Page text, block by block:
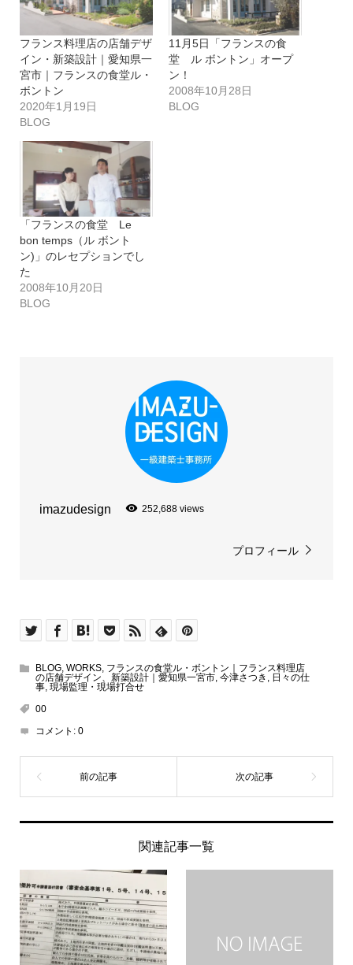
フランス料理店の店舗デザ
イン・新築設計｜愛知県一
宮市｜フランスの食堂ル・
ボントン
2020年1月19日
BLOG
11月5日「フランスの食
堂 ル ボントン」オープ
ン！
2008年10月28日
BLOG
「フランスの食堂 Le
bon temps（ル ボント
ン)」のレセプションでし
た
2008年10月20日
BLOG
imazudesign 252,688 views
プロフィール
BLOG, WORKS, フランスの食堂ル・ボントン｜フランス料理店
の店舗デザイン、新築設計｜愛知県一宮市, 今津さつき , 日々の仕
事, 現場監理・現場打合せ
00
コメント: 0
関連記事一覧